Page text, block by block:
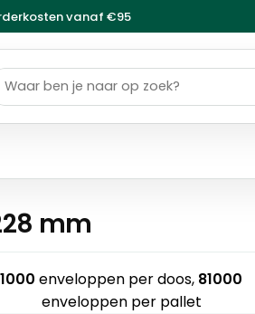
vanaf €95
naar:
mm
1000 enveloppen per doos, 81000
enveloppen per pallet